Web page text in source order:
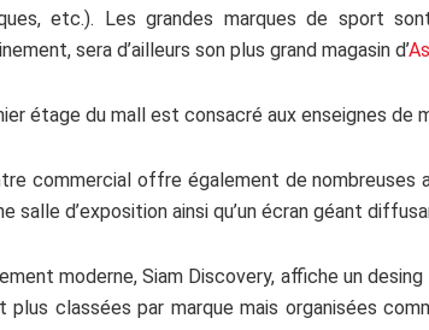
etc.). Les grandes marques de sport
sera d’ailleurs son plus grand magasin d’
étage du mall est consacré aux enseignes de
commercial offre également de nombreuses
salle d’exposition ainsi qu’un écran géant
moderne, Siam Discovery, affiche un
plus classées par marque mais organisées